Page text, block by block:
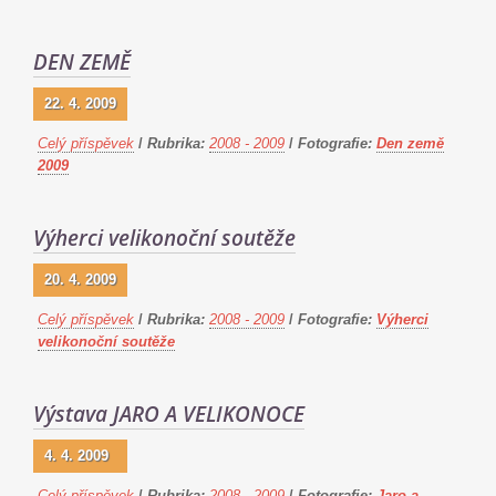
DEN ZEMĚ
22. 4. 2009
Celý příspěvek / Rubrika: 2008 - 2009 / Fotografie: Den země
2009
Výherci velikonoční soutěže
20. 4. 2009
Celý příspěvek / Rubrika: 2008 - 2009 / Fotografie: Výherci
velikonoční soutěže
Výstava JARO A VELIKONOCE
4. 4. 2009